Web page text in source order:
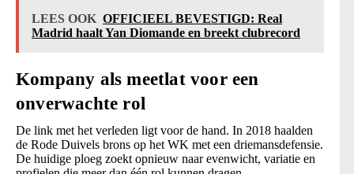
LEES OOK OFFICIEEL BEVESTIGD: Real
Madrid haalt Yan Diomande en breekt clubrecord
Kompany als meetlat voor een
onverwachte rol
De link met het verleden ligt voor de hand. In 2018 haalden
de Rode Duivels brons op het WK met een driemansdefensie.
De huidige ploeg zoekt opnieuw naar evenwicht, variatie en